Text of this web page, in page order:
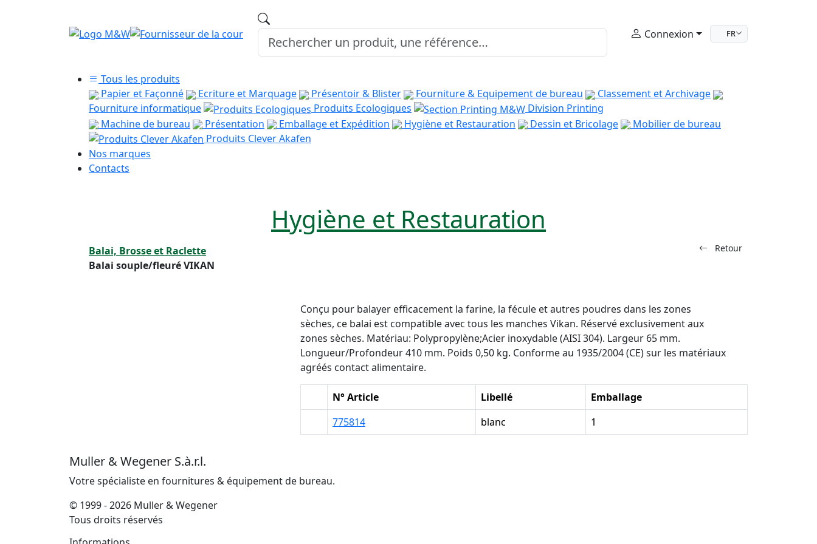
Connexion FR
Tous les produits
Papier et Façonné
Ecriture et Marquage Présentoir & Blister Fourniture & Equipement de bureau
Classement et Archivage
Fourniture informatique
Produits Ecologiques
Division Printing
Machine de bureau
Présentation Emballage et Expédition Hygiène et Restauration Dessin et Bricolage
Mobilier de bureau
Produits Clever Akafen
Nos marques
Contacts
Hygiène et Restauration
Retour
Balai, Brosse et Raclette
Balai souple/fleuré VIKAN
Conçu pour balayer efficacement la farine, la fécule et autres poudres dans les zones
sèches, ce balai est compatible avec tous les manches Vikan. Réservé exclusivement aux
zones sèches. Matériau: Polypropylène;Acier inoxydable (AISI 304). Largeur 65 mm.
Longueur/Profondeur 410 mm. Poids 0,50 kg. Conforme au 1935/2004 (CE) sur les matériaux
agréés contact alimentaire.
N° Article Libellé
Emballage
775814
blanc 1
Muller & Wegener S.à.r.l.
Votre spécialiste en fournitures & équipement de bureau.
© 1999 - 2026 Muller & Wegener
Tous droits réservés